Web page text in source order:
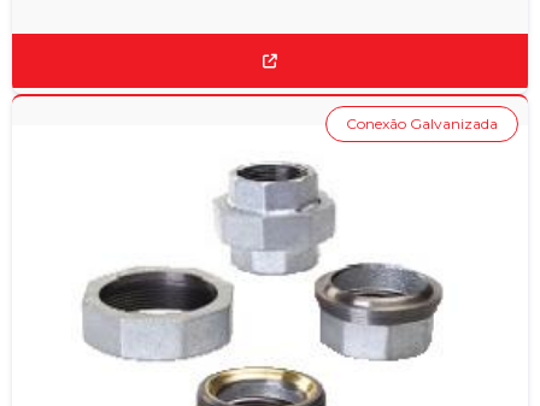
Conexão Galvanizada